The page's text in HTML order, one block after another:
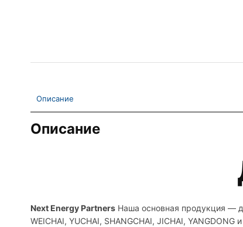
Описание
Описание
Next Energy Partners Наша основная продукция —
WEICHAI, YUCHAI, SHANGCHAI, JICHAI,